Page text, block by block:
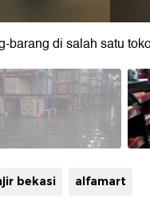
barang di salah satu
bekasi alfamart